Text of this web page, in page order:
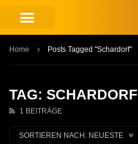
Home Posts Tagged "Schardorf"
TAG: SCHARDORF
1 BEITRÄGE
SORTIEREN NACH: NEUESTE